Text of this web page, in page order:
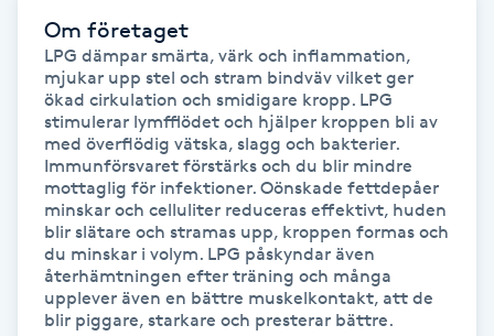
Gellack
Gellack med förstärkning
Gravidmassage
Gravidyoga
Gruppträning
Om företaget
LPG dämpar smärta, värk och inflammation,
mjukar upp stel och stram bindväv vilket ger
ökad cirkulation och smidigare kropp. LPG
stimulerar lymfflödet och hjälper kroppen bli av
med överflödig vätska, slagg och bakterier.
Immunförsvaret förstärks och du blir mindre
mottaglig för infektioner. Oönskade fettdepåer
minskar och celluliter reduceras effektivt, huden
blir slätare och stramas upp, kroppen formas och
du minskar i volym. LPG påskyndar även
återhämtningen efter träning och många
upplever även en bättre muskelkontakt, att de
blir piggare, starkare och presterar bättre.